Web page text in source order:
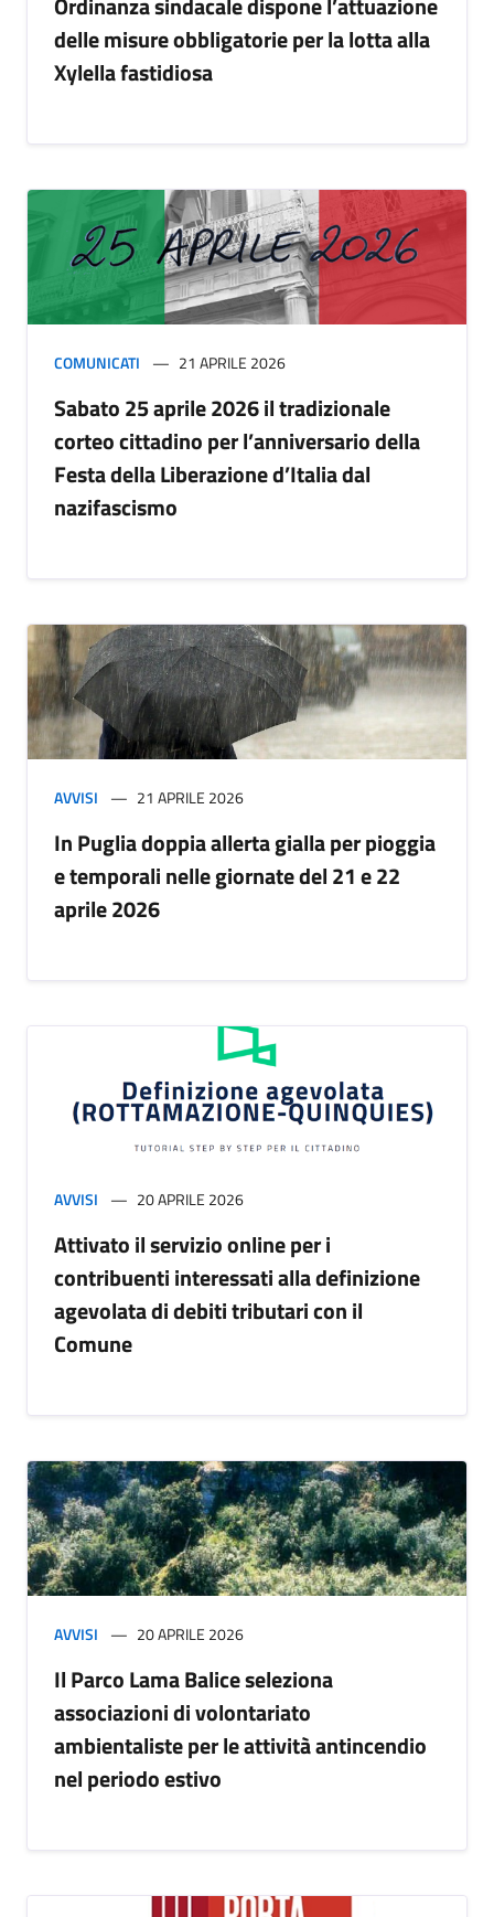
delle misure obbligatorie per la lotta alla
Xylella fastidiosa
COMUNICATI 21 APRILE 2026
Sabato 25 aprile 2026 il tradizionale
corteo cittadino per l’anniversario della
Festa della Liberazione d’Italia dal
nazifascismo
AVVISI 21 APRILE 2026
In Puglia doppia allerta gialla per pioggia
e temporali nelle giornate del 21 e 22
aprile 2026
AVVISI 20 APRILE 2026
Attivato il servizio online per i
contribuenti interessati alla definizione
agevolata di debiti tributari con il
Comune
AVVISI 20 APRILE 2026
Il Parco Lama Balice seleziona
associazioni di volontariato
ambientaliste per le attività antincendio
nel periodo estivo